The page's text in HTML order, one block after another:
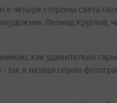
четыре стороны света
Леонид Круглов,
как удивительно
так я назвал серию